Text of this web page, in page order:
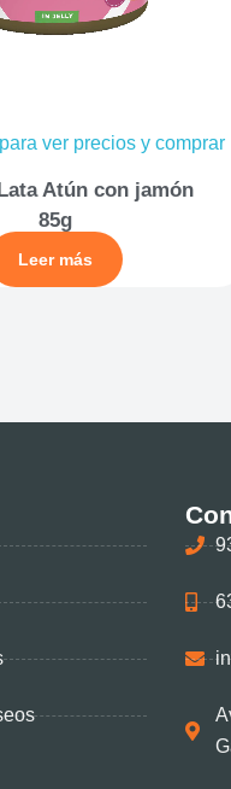
ver precios y comprar
Atún con jamón
85g
Leer más